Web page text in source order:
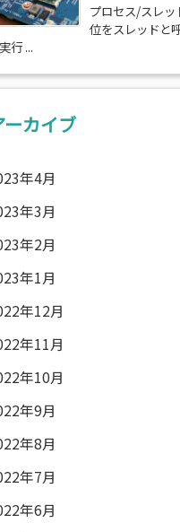
プロセス/スレッ
位をスレッドと
行 ...
ーカイブ
年4月
年3月
年2月
年1月
年12月
年11月
年10月
年9月
年8月
年7月
年6月